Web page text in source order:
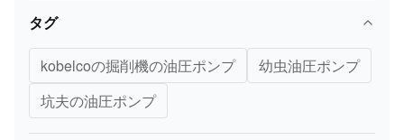
タグ
kobelcoの掘削機の油圧ポンプ
幼虫油圧ポンプ
坑夫の油圧ポンプ